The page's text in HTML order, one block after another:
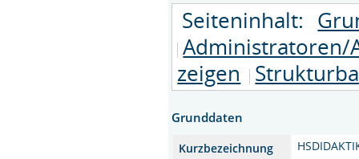
Seiteninhalt:
zeigen
Grunddaten
Kurzbezeichnung